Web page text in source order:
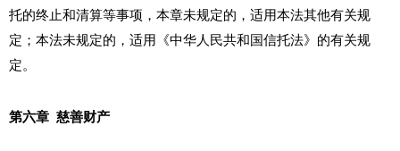
托的终止和清算等事项，本章未规定的，适用本法其他有关规
定；本法未规定的，适用《中华人民共和国信托法》的有关规
定。
第六章 慈善财产